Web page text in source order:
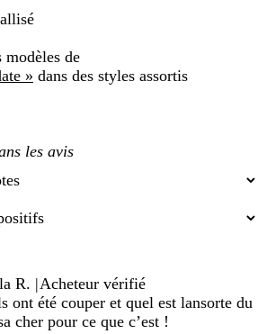
modèles de
» dans des styles assortis
R. |Acheteur vérifié
ont été couper et quel est lansorte du
cher pour ce que c’est !